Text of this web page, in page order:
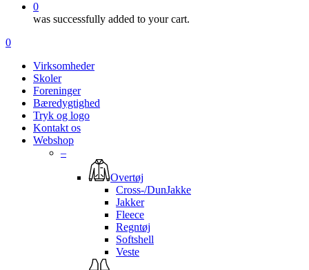
0
was successfully added to your cart.
Menu
search
account
0
Virksomheder
Skoler
Foreninger
Bæredygtighed
Tryk og logo
Kontakt os
Webshop
–
Overtøj
Cross-/DunJakke
Jakker
Fleece
Regntøj
Softshell
Veste